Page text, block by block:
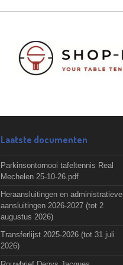
Laatste documenten
Parkinsontornooi tafeltennis Real
Mechelen 25-10-26.pdf
Heraansluitingen en administratieve
aansluitingen 2026-2027 (tot 2
augustus 2026)
Transferlijst 2025-2026 (tot 31 juli
2026)